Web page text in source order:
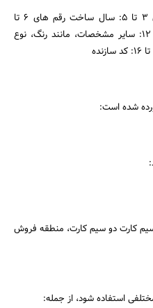
رقم های 1 تا 2: مدل آیفون رقم های 3 تا 5: سال ساخت رقم های 6 تا
7: ظرفیت ذخیره سازی رقم های 8 تا 12: سایر مشخصات، مانند رنگ، نوع
شده است:
کارت دو سیم کارت، منطقه فروش
استفاده شود، از جمله: